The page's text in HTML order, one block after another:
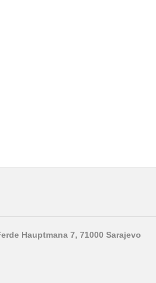
Hauptmana 7, 71000 Sarajevo